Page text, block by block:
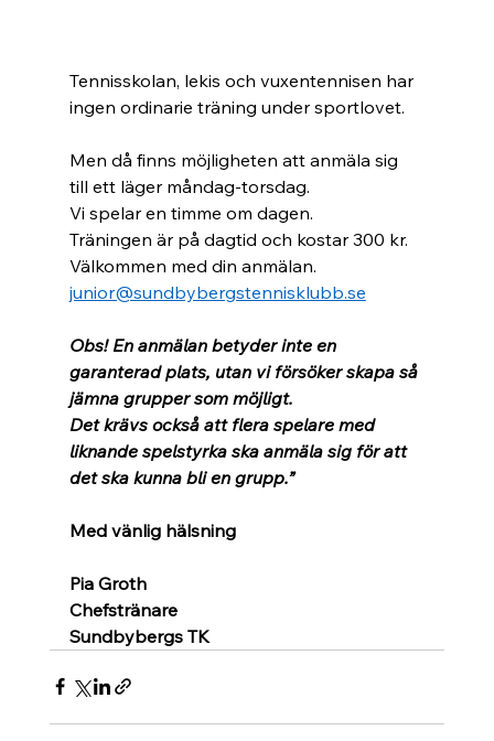
Tennisskolan, lekis och vuxentennisen har
ingen ordinarie träning under sportlovet.
Men då finns möjligheten att anmäla sig
till ett läger måndag-torsdag.
Vi spelar en timme om dagen.
Träningen är på dagtid och kostar 300 kr.
Välkommen med din anmälan.
junior@sundbybergstennisklubb.se
Obs! En anmälan betyder inte en
garanterad plats, utan vi försöker skapa så
jämna grupper som möjligt.
Det krävs också att flera spelare med
liknande spelstyrka ska anmäla sig för att
det ska kunna bli en grupp.”
Med vänlig hälsning
Pia Groth
Chefstränare
Sundbybergs TK